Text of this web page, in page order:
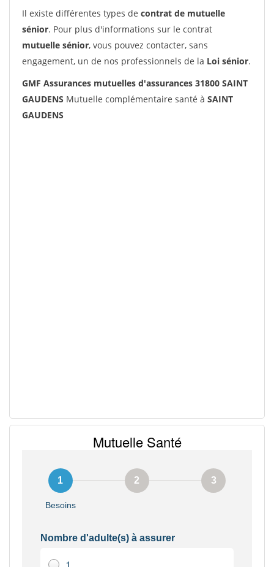
Il existe différentes types de contrat de mutuelle
sénior. Pour plus d'informations sur le contrat
mutuelle sénior, vous pouvez contacter, sans
engagement, un de nos professionnels de la Loi sénior.
GMF Assurances mutuelles d'assurances 31800 SAINT
GAUDENS Mutuelle complémentaire santé à SAINT
GAUDENS